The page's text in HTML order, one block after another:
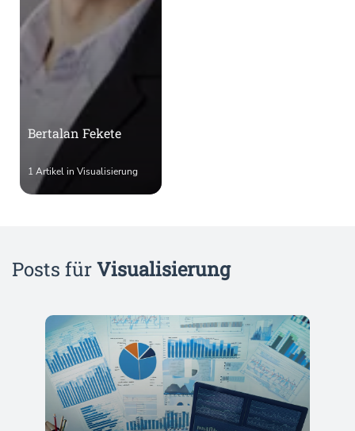
Bertalan Fekete
1 Artikel in Visualisierung
Posts fürVisualisierung